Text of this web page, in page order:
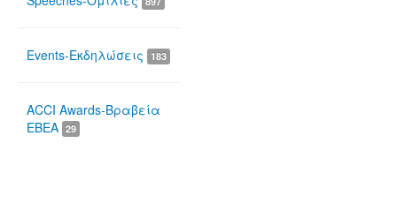
Events-Εκδηλώσεις 183
ACCI Awards-Βραβεία
ΕΒΕΑ 29